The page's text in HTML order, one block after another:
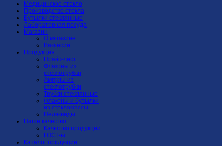
Медицинское стекло
Производство стекла
Бутылки стеклянные
Лабораторная посуда
Магазин
О магазине
Вакансии
Продукция
Прайс-лист
Флаконы из
стеклотрубки
Ампулы из
стеклотрубки
Трубки стеклянные
Флаконы и бутылки
из стекломассы
Неликвиды
Наше качество
Качество продукции
ГОСТ-ы
Каталог продукции